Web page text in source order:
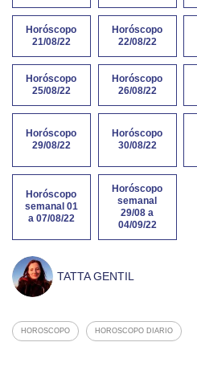
Horóscopo
21/08/22
Horóscopo
22/08/22
Horóscopo
25/08/22
Horóscopo
26/08/22
Horóscopo
29/08/22
Horóscopo
30/08/22
Horóscopo
semanal 01
a 07/08/22
Horóscopo
semanal
29/08 a
04/09/22
TATTA GENTIL
HOROSCOPO HOROSCOPO DIARIO